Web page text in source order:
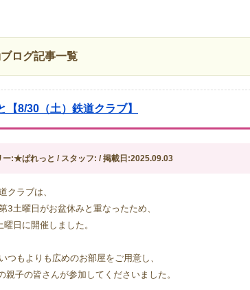
ログ記事一覧
【8/30（土）鉄道クラブ】
ー:★ぱれっと / スタッフ: / 掲載日:2025.09.03
クラブは、
3土曜日がお盆休みと重なったため、
日に開催しました。
つもよりも広めのお部屋をご用意し、
親子の皆さんが参加してくださいました。